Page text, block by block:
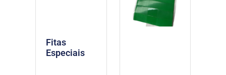
Fitas
Especiais